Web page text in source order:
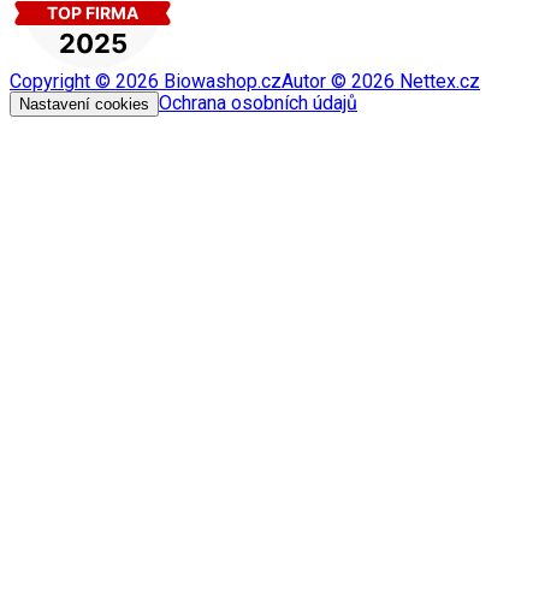
Copyright © 2026 Biowashop.czAutor © 2026 Nettex.cz
Nastavení cookies Ochrana osobních údajů